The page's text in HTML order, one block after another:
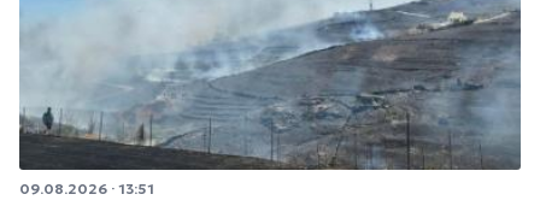
09.08.2026 · 13:51